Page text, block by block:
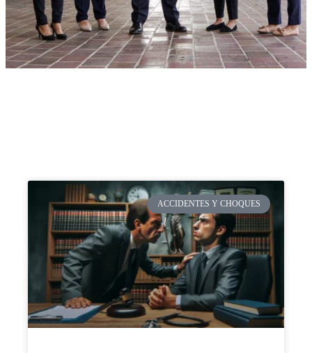
ACCIDENTES Y CHOQUES